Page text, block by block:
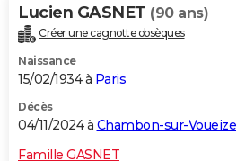
Lucien GASNET (90 ans)
Créer une cagnotte obsèques
Naissance
15/02/1934 à Paris
Décès
04/11/2024 à Chambon-sur-Voueize
Famille GASNET